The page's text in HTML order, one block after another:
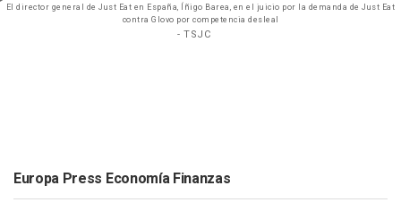
El director general de Just Eat en España, Íñigo Barea, en el juicio por la demanda de Just Eat
contra Glovo por competencia desleal
- TSJC
Europa Press Economía Finanzas